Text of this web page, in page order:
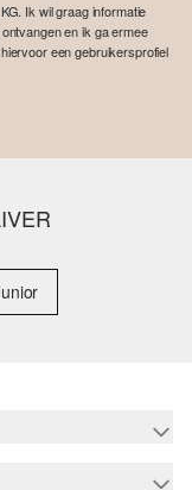
Ik wil graag informatie
en ik ga ermee
een gebruikersprofiel